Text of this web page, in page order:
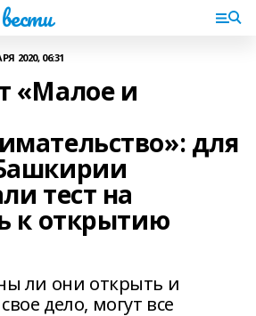
2020, 06:31
«Малое и
для
тест на
к открытию
ли они открыть и
дело, могут все